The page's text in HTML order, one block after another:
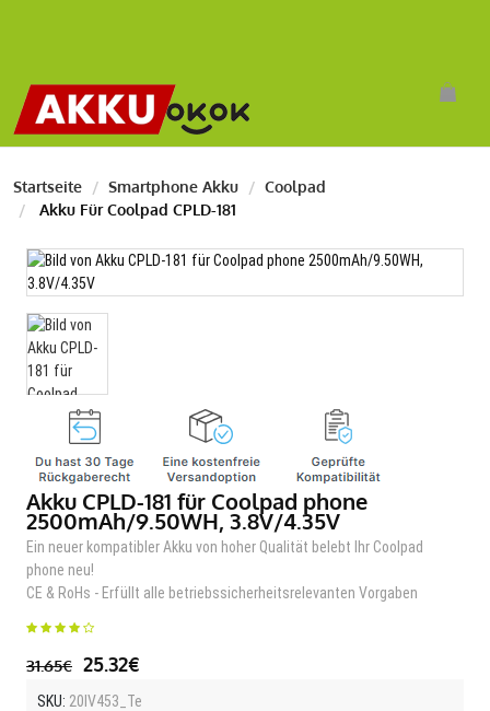
Startseite Smartphone Akku
Coolpad
Akku Für Coolpad CPLD-181
Akku CPLD-181 für Coolpad phone
2500mAh/9.50WH, 3.8V/4.35V
Ein neuer kompatibler Akku von hoher Qualität belebt Ihr Coolpad
phone neu!
CE & RoHs - Erfüllt alle betriebssicherheitsrelevanten Vorgaben
31.65€ 25.32€
SKU: 20IV453_Te